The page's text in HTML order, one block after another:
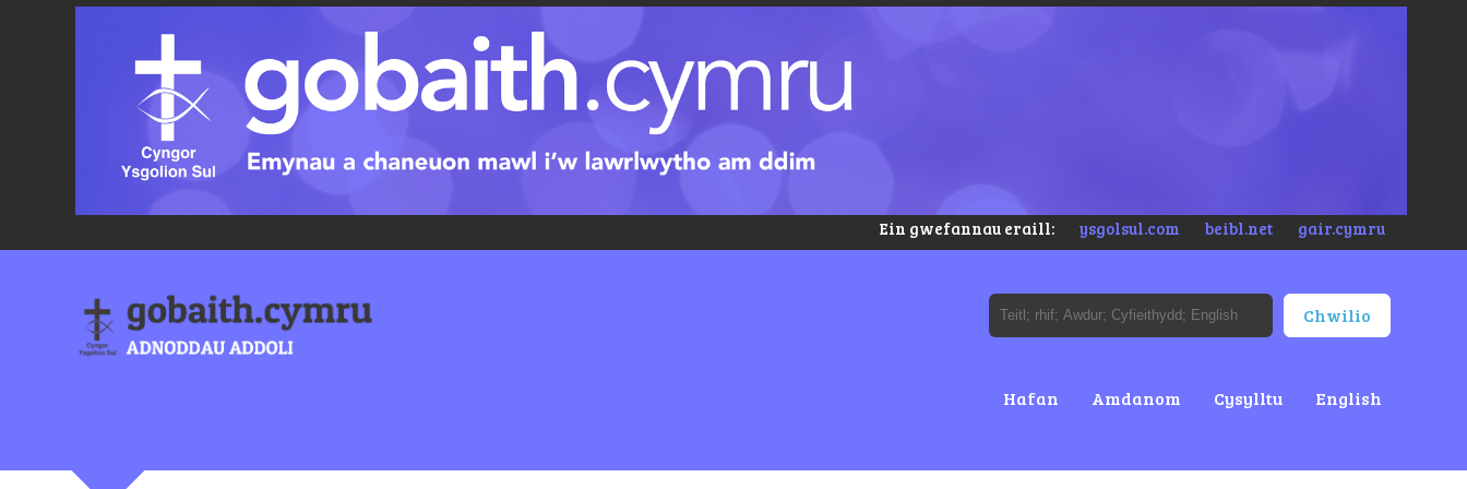
Ein gwefannau eraill: ysgolsul.com beibl.net gair.cymru
Hafan Amdanom Cysylltu English